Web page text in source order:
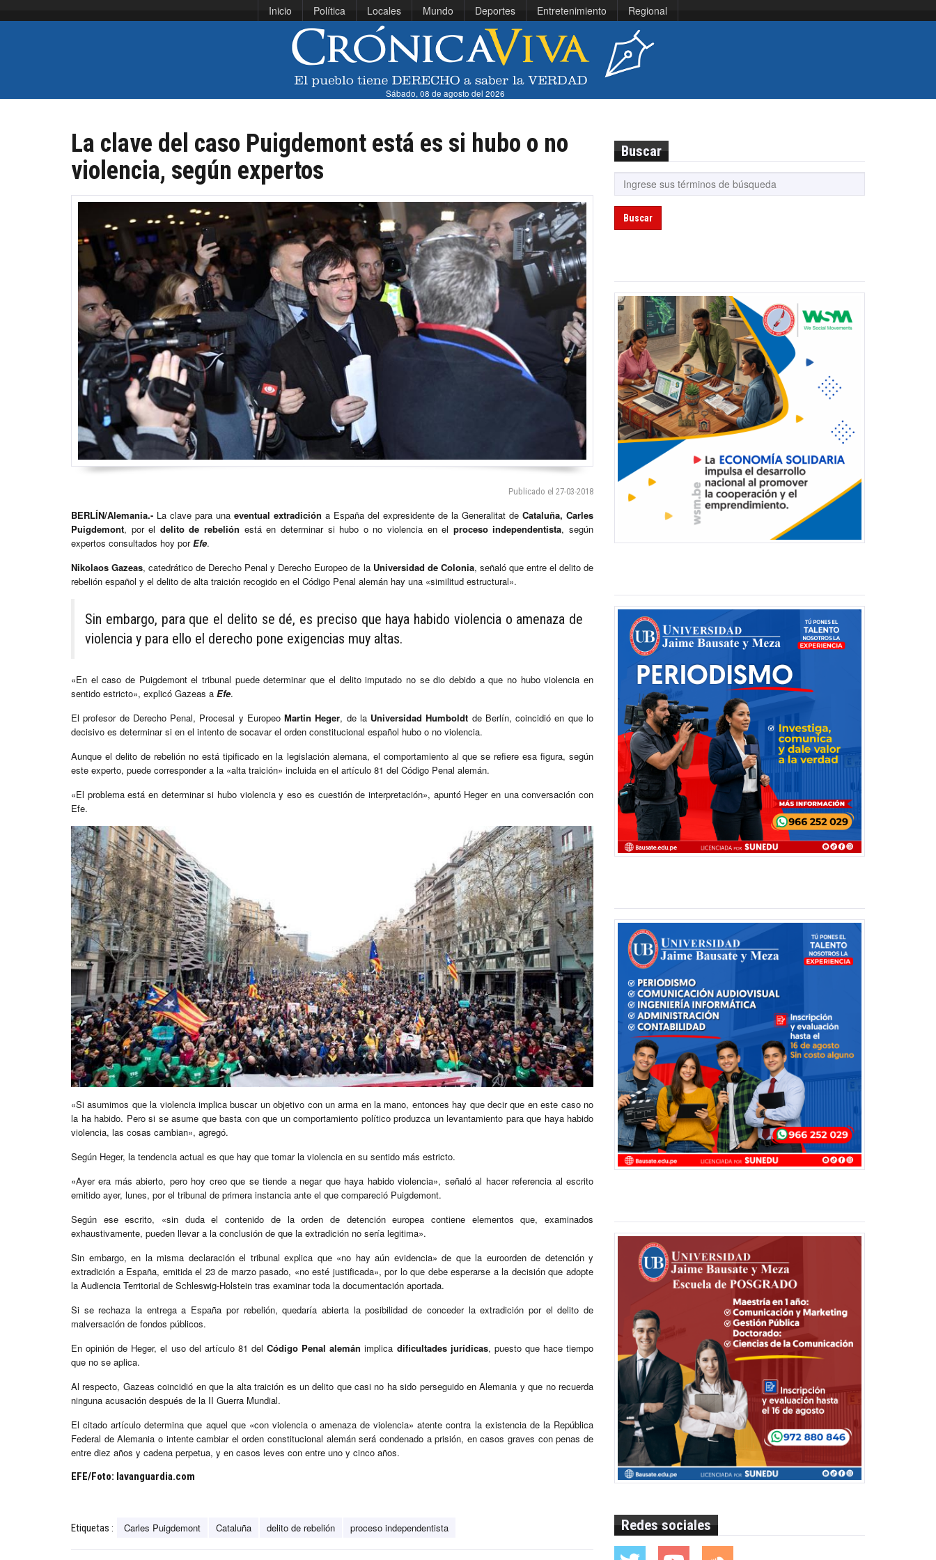
Inicio Política Locales Mundo Deportes Entretenimiento Regional
Sábado, 08 de agosto del 2026
La clave del caso Puigdemont está es si hubo o no
violencia, según expertos
Publicado el 27-03-2018
BERLÍN/Alemania.- La clave para una eventual extradición a España del expresidente de la Generalitat de Cataluña, Carles
Puigdemont, por el delito de rebelión está en determinar si hubo o no violencia en el proceso independentista, según
expertos consultados hoy porEfe.
Nikolaos Gazeas, catedrático de Derecho Penal y Derecho Europeo de la Universidad de Colonia, señaló que entre el delito de
rebelión español y el delito de alta traición recogido en el Código Penal alemán hay una «similitud estructural».
Sin embargo, para que el delito se dé, es preciso que haya habido violencia o amenaza de
violencia y para ello el derecho pone exigencias muy altas.
«En el caso de Puigdemont el tribunal puede determinar que el delito imputado no se dio debido a que no hubo violencia en
sentido estricto», explicó Gazeas a Efe.
El profesor de Derecho Penal, Procesal y EuropeoMartin Heger, de la Universidad Humboldt de Berlín, coincidió en que lo
decisivo es determinar si en el intento de socavar el orden constitucional español hubo o no violencia.
Aunque el delito de rebelión no está tipificado en la legislación alemana, el comportamiento al que se refiere esa figura, según
este experto, puede corresponder a la «alta traición» incluida en el artículo 81 del Código Penal alemán.
«El problema está en determinar si hubo violencia y eso es cuestión de interpretación», apuntó Heger en una conversación con
Efe.
«Si asumimos que la violencia implica buscar un objetivo con un arma en la mano, entonces hay que decir que en este caso no
la ha habido. Pero si se asume que basta con que un comportamiento político produzca un levantamiento para que haya habido
violencia, las cosas cambian», agregó.
Según Heger, la tendencia actual es que hay que tomar la violencia en su sentido más estricto.
«Ayer era más abierto, pero hoy creo que se tiende a negar que haya habido violencia», señaló al hacer referencia al escrito
emitido ayer, lunes, por el tribunal de primera instancia ante el que compareció Puigdemont.
Según ese escrito, «sin duda el contenido de la orden de detención europea contiene elementos que, examinados
exhaustivamente, pueden llevar a la conclusión de que la extradición no sería legitima».
Sin embargo, en la misma declaración el tribunal explica que «no hay aún evidencia» de que la euroorden de detención y
extradición a España, emitida el 23 de marzo pasado, «no esté justificada», por lo que debe esperarse a la decisión que adopte
la Audiencia Territorial de Schleswig-Holstein tras examinar toda la documentación aportada.
Si se rechaza la entrega a España por rebelión, quedaría abierta la posibilidad de conceder la extradición por el delito de
malversación de fondos públicos.
En opinión de Heger, el uso del artículo 81 del Código Penal alemán implica dificultades jurídicas, puesto que hace tiempo
que no se aplica.
Al respecto, Gazeas coincidió en que la alta traición es un delito que casi no ha sido perseguido en Alemania y que no recuerda
ninguna acusación después de la II Guerra Mundial.
El citado artículo determina que aquel que «con violencia o amenaza de violencia» atente contra la existencia de la República
Federal de Alemania o intente cambiar el orden constitucional alemán será condenado a prisión, en casos graves con penas de
entre diez años y cadena perpetua, y en casos leves con entre uno y cinco años.
EFE/Foto: lavanguardia.com
Etiquetas : Carles Puigdemont Cataluña delito de rebelión proceso independentista
Buscar
Buscar
Redes sociales